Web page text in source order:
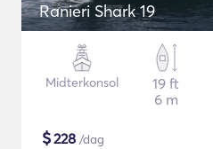
Ranieri Shark 19
Midterkonsol
19 ft
6 m
$228 /dag